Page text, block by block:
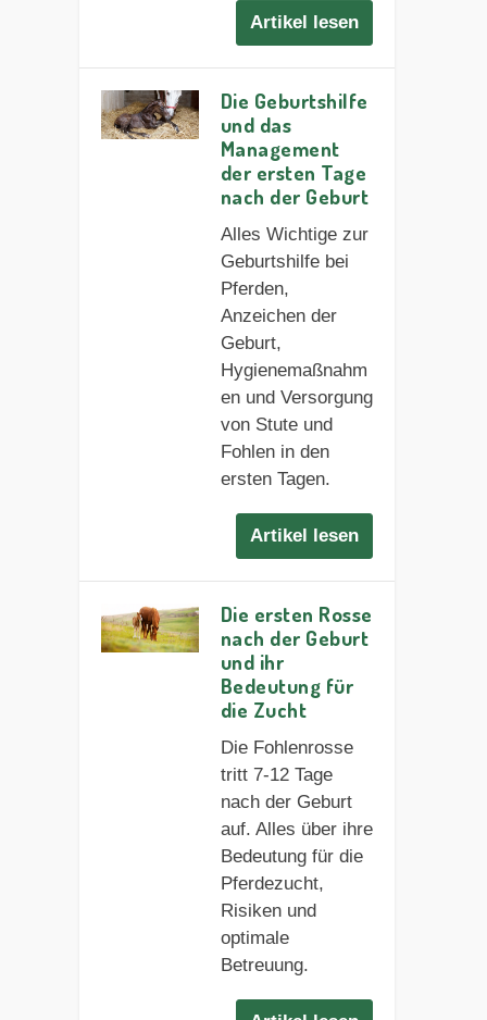
Artikel lesen
Die Geburtshilfe
und das
Management
der ersten Tage
nach der Geburt
Alles Wichtige zur
Geburtshilfe bei
Pferden,
Anzeichen der
Geburt,
Hygienemaßnahm
en und Versorgung
von Stute und
Fohlen in den
ersten Tagen.
Artikel lesen
Die ersten Rosse
nach der Geburt
und ihr
Bedeutung für
die Zucht
Die Fohlenrosse
tritt 7-12 Tage
nach der Geburt
auf. Alles über ihre
Bedeutung für die
Pferdezucht,
Risiken und
optimale
Betreuung.